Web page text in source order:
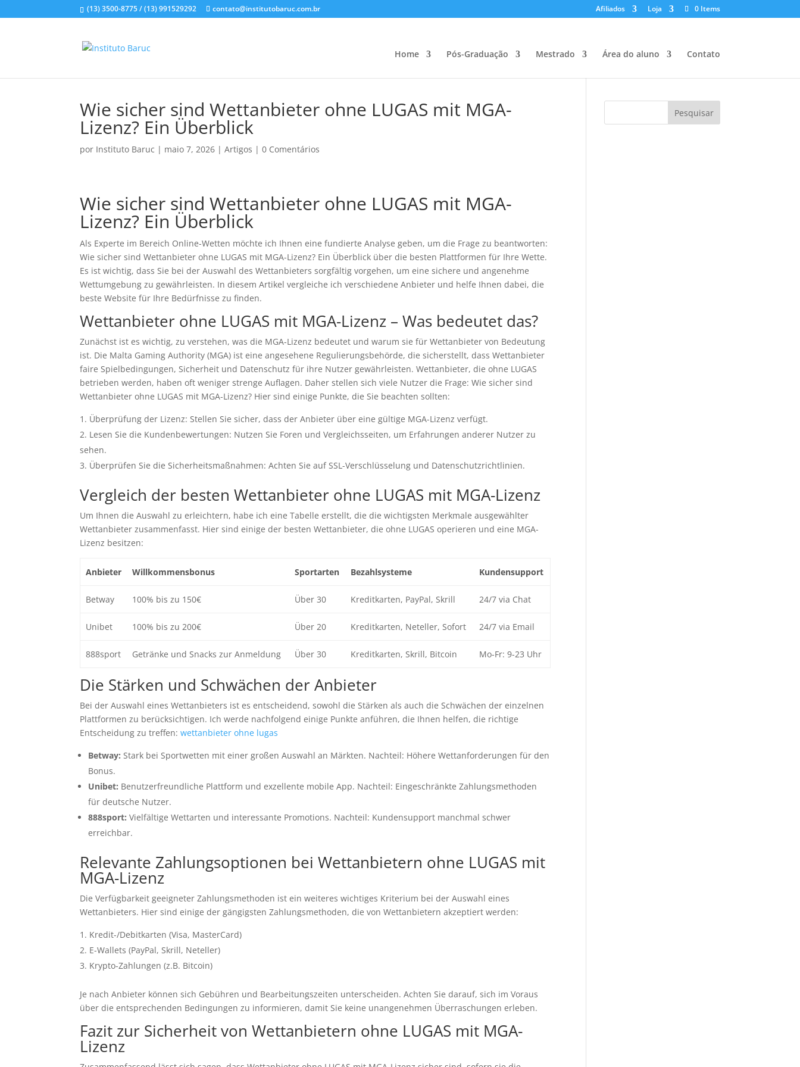
(13) 3500-8775 / (13) 991529292 contato@institutobaruc.com.br Afiliados Loja 0 Items
Home Pós-Graduação Mestrado Área do aluno Contato
Wie sicher sind Wettanbieter ohne LUGAS mit MGA-
Lizenz? Ein Überblick
por Instituto Baruc | maio 7, 2026 |Artigos |0 Comentários
Wie sicher sind Wettanbieter ohne LUGAS mit MGA-
Lizenz? Ein Überblick
Als Experte im Bereich Online-Wetten möchte ich Ihnen eine fundierte Analyse geben, um die Frage zu beantworten:
Wie sicher sind Wettanbieter ohne LUGAS mit MGA-Lizenz? Ein Überblick über die besten Plattformen für Ihre Wette.
Es ist wichtig, dass Sie bei der Auswahl des Wettanbieters sorgfältig vorgehen, um eine sichere und angenehme
Wettumgebung zu gewährleisten. In diesem Artikel vergleiche ich verschiedene Anbieter und helfe Ihnen dabei, die
beste Website für Ihre Bedürfnisse zu finden.
Wettanbieter ohne LUGAS mit MGA-Lizenz – Was bedeutet das?
Zunächst ist es wichtig, zu verstehen, was die MGA-Lizenz bedeutet und warum sie für Wettanbieter von Bedeutung
ist. Die Malta Gaming Authority (MGA) ist eine angesehene Regulierungsbehörde, die sicherstellt, dass Wettanbieter
faire Spielbedingungen, Sicherheit und Datenschutz für ihre Nutzer gewährleisten. Wettanbieter, die ohne LUGAS
betrieben werden, haben oft weniger strenge Auflagen. Daher stellen sich viele Nutzer die Frage: Wie sicher sind
Wettanbieter ohne LUGAS mit MGA-Lizenz? Hier sind einige Punkte, die Sie beachten sollten:
Überprüfung der Lizenz: Stellen Sie sicher, dass der Anbieter über eine gültige MGA-Lizenz verfügt.
Lesen Sie die Kundenbewertungen: Nutzen Sie Foren und Vergleichsseiten, um Erfahrungen anderer Nutzer zu
sehen.
Überprüfen Sie die Sicherheitsmaßnahmen: Achten Sie auf SSL-Verschlüsselung und Datenschutzrichtlinien.
Vergleich der besten Wettanbieter ohne LUGAS mit MGA-Lizenz
Um Ihnen die Auswahl zu erleichtern, habe ich eine Tabelle erstellt, die die wichtigsten Merkmale ausgewählter
Wettanbieter zusammenfasst. Hier sind einige der besten Wettanbieter, die ohne LUGAS operieren und eine MGA-
Lizenz besitzen:
Anbieter Willkommensbonus Sportarten Bezahlsysteme Kundensupport
Betway 100% bis zu 150€ Über 30 Kreditkarten, PayPal, Skrill 24/7 via Chat
Unibet 100% bis zu 200€ Über 20 Kreditkarten, Neteller, Sofort 24/7 via Email
888sport Getränke und Snacks zur Anmeldung Über 30 Kreditkarten, Skrill, Bitcoin Mo-Fr: 9-23 Uhr
Die Stärken und Schwächen der Anbieter
Bei der Auswahl eines Wettanbieters ist es entscheidend, sowohl die Stärken als auch die Schwächen der einzelnen
Plattformen zu berücksichtigen. Ich werde nachfolgend einige Punkte anführen, die Ihnen helfen, die richtige
Entscheidung zu treffen:wettanbieter ohne lugas
Betway: Stark bei Sportwetten mit einer großen Auswahl an Märkten. Nachteil: Höhere Wettanforderungen für den
Bonus.
Unibet: Benutzerfreundliche Plattform und exzellente mobile App. Nachteil: Eingeschränkte Zahlungsmethoden
für deutsche Nutzer.
888sport: Vielfältige Wettarten und interessante Promotions. Nachteil: Kundensupport manchmal schwer
erreichbar.
Relevante Zahlungsoptionen bei Wettanbietern ohne LUGAS mit
MGA-Lizenz
Die Verfügbarkeit geeigneter Zahlungsmethoden ist ein weiteres wichtiges Kriterium bei der Auswahl eines
Wettanbieters. Hier sind einige der gängigsten Zahlungsmethoden, die von Wettanbietern akzeptiert werden:
Kredit-/Debitkarten (Visa, MasterCard)
E-Wallets (PayPal, Skrill, Neteller)
Krypto-Zahlungen (z.B. Bitcoin)
Je nach Anbieter können sich Gebühren und Bearbeitungszeiten unterscheiden. Achten Sie darauf, sich im Voraus
über die entsprechenden Bedingungen zu informieren, damit Sie keine unangenehmen Überraschungen erleben.
Fazit zur Sicherheit von Wettanbietern ohne LUGAS mit MGA-
Lizenz
Pesquisar